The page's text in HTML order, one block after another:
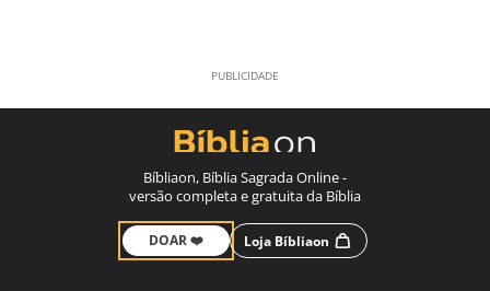
Bíbliaon, Bíblia Sagrada Online -
versão completa e gratuita da Bíblia
DOAR ❤️ Loja Bíbliaon